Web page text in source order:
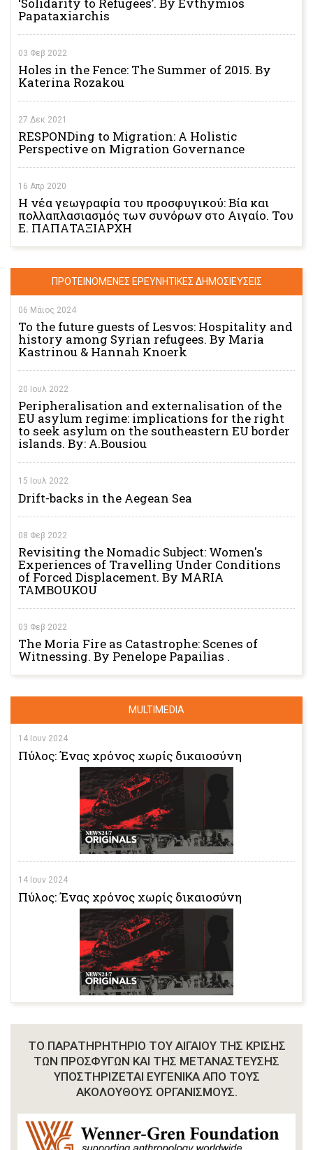
Papataxiarchis
03 Φεβ 2022
Holes in the Fence: The Summer of 2015. By
Katerina Rozakou
27 Δεκ 2021
RESPONDing to Migration: A Holistic
Perspective on Migration Governance
16 Απρ 2020
Η νέα γεωγραφία του προσφυγικού: Βία και
πολλαπλασιασμός των συνόρων στο Αιγαίο. Του
Ε. ΠΑΠΑΤΑΞΙΑΡΧΗ
ΠΡΟΤΕΙΝΟΜΕΝΕΣ ΕΡΕΥΝΗΤΙΚΕΣ ΔΗΜΟΣΙΕΥΣΕΙΣ
06 Μάιος 2024
To the future guests of Lesvos: Hospitality and
history among Syrian refugees. By Maria
Kastrinou & Hannah Knoerk
20 Ιουλ 2022
Peripheralisation and externalisation of the
EU asylum regime: implications for the right
to seek asylum on the southeastern EU border
islands. By: A.Bousiou
15 Ιουλ 2022
Drift-backs in the Aegean Sea
08 Φεβ 2022
Revisiting the Nomadic Subject: Women's
Experiences of Travelling Under Conditions
of Forced Displacement. By MARIA
TAMBOUKOU
03 Φεβ 2022
The Moria Fire as Catastrophe: Scenes of
Witnessing. By Penelope Papailias .
MULTIMEDIA
14 Ιουν 2024
Πύλος: Ένας χρόνος χωρίς δικαιοσύνη
14 Ιουν 2024
Πύλος: Ένας χρόνος χωρίς δικαιοσύνη
ΤΟ ΠΑΡΑΤΗΡΗΤΉΡΙΟ ΤΟΥ ΑΙΓΑΊΟΥ ΤΗΣ ΚΡΊΣΗΣ
ΤΩΝ ΠΡΟΣΦΎΓΩΝ ΚΑΙ ΤΗΣ ΜΕΤΑΝΆΣΤΕΥΣΗΣ
ΥΠΟΣΤΗΡΊΖΕΤΑΙ ΕΥΓΕΝΙΚΆ ΑΠΌ ΤΟΥΣ
ΑΚΌΛΟΥΘΟΥΣ ΟΡΓΑΝΙΣΜΟΎΣ.